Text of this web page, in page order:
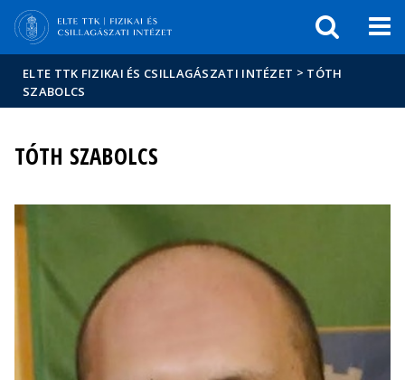
Események
sajtóban
ELTE TTK FIZIKAI ÉS CSILLAGÁSZATI INTÉZET > TÓTH
SZABOLCS
TÓTH SZABOLCS